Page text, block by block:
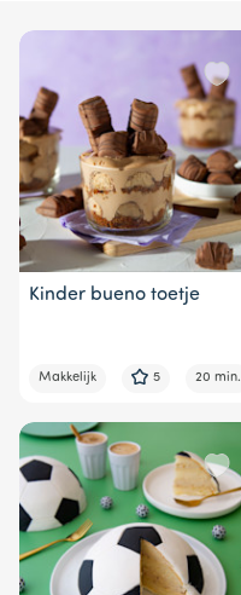
Kinder bueno toetje
Makkelijk 5 20 min.